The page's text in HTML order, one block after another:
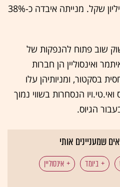
הזכויות שלה וגיוס של 1.9 מיליון שקל. מנייתה איבדה כ-38%
שוב פתוח להנפקות של
ואינסוליין הן חברות
בסקטור, ומניותיהן עלו
הנסחרות בשווי נמוך
הגיוס.
שמעניינים אותי
ביומד
אינסוליין